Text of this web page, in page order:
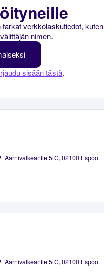
verkkolaskutiedot, kuten
nimen.
sisään tästä.
Aarnivalkeantie 5 C, 02100 Espoo
Aarnivalkeantie 5 C, 02100 Espoo